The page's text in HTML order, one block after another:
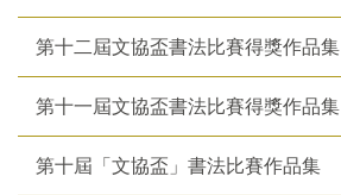
第十二屆文協盃書法比賽得獎作品集
第十一屆文協盃書法比賽得獎作品集
第十屆「文協盃」書法比賽作品集